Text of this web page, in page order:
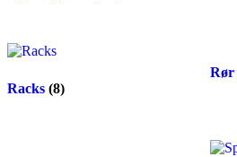
Racks (8)
Rør